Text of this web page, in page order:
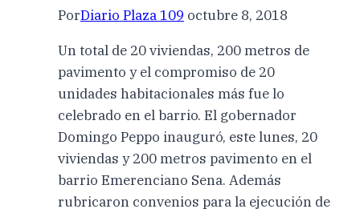
PorDiario Plaza 109 octubre 8, 2018
Un total de 20 viviendas, 200 metros de
pavimento y el compromiso de 20
unidades habitacionales más fue lo
celebrado en el barrio. El gobernador
Domingo Peppo inauguró, este lunes, 20
viviendas y 200 metros pavimento en el
barrio Emerenciano Sena. Además
rubricaron convenios para la ejecución de